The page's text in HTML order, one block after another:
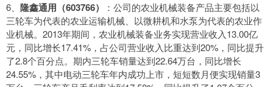
6、 隆鑫通用（603766）
：公司的农业机械装备产品主要包括以
三轮车为代表的农业运输机械、以微耕机和水泵为代表的农业作
业机械。2013年期间，农业机械装备业务实现营业收入13.00亿
元，同比增长17.41%，占公司营业收入比重达到20%，同比提升
了2.8个百分点。期内三轮车销量达到22.64万台，同比增长
24.55%，其中电动三轮车年内成功上市，短短数月便实现销量3